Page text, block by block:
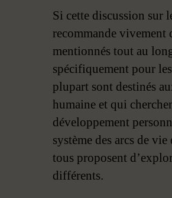
Si cette discussion sur
recommande vivement
mentionnés tout au
spécifiquement pour
plupart sont destinés
humaine et qui
développement
système des arcs de
tous proposent
différents.